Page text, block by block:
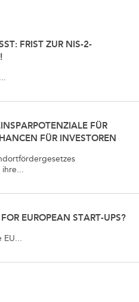
FRIST ZUR NIS-2-
FÜR
FÜR INVESTOREN
ihre...
EUROPEAN START-UPS?
EU...